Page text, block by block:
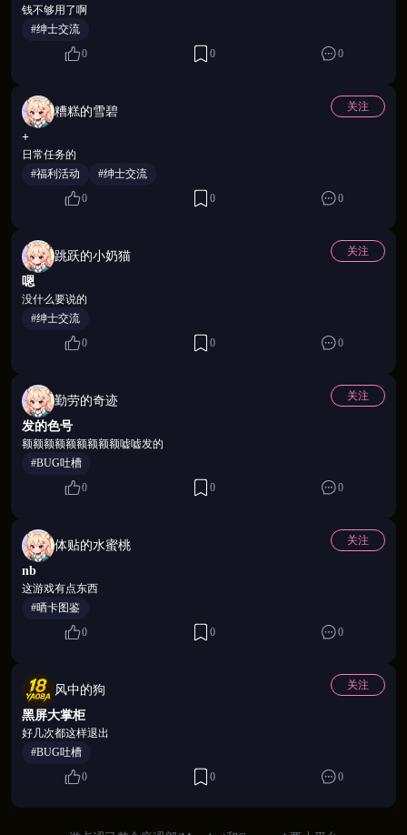
🌺 她们各有来历，也各有价码
百余位风姿各异的佳人，没有一个是好相处的。官家
千金有傲气，江湖女侠有脾气，名妓看透人心，素人
少女心思深。赠礼、谈心、日积月累地磨——好感度
攀升，她们才会卸下那层精心维持的体面，把只肯给
掌柜看的那一面，缓缓交给你。专属传记、CG剧情，
一格一格地解锁，越深入越舍不得快进。
🌺 白日是掌柜，入夜是另一回事
小蓉第一次对你撒娇时红了耳朵；千代在上完最后一
杯茶后没有起身；新月说了一句"今晚不想走"然后看
着别处——沉浸式条漫剧情，你来决定每一个夜晚的
走向。守住分寸，还是越过那条线，没有标准答案，
只有你的选择。
钱不够用了啊
#绅士交流
0
0 0
糟糕的雪碧 关注
+
日常任务的
#福利活动
#绅士交流
0
0 0
跳跃的小奶猫 关注
嗯
没什么要说的
#绅士交流
0
0 0
勤劳的奇迹 关注
发的色号
额额额额额额额额额嘘嘘发的
#BUG吐槽
0
0 0
体贴的水蜜桃 关注
nb
这游戏有点东西
#晒卡图鉴
0
0 0
风中的狗 关注
黑屏大掌柜
好几次都这样退出
#BUG吐槽
0
0 0